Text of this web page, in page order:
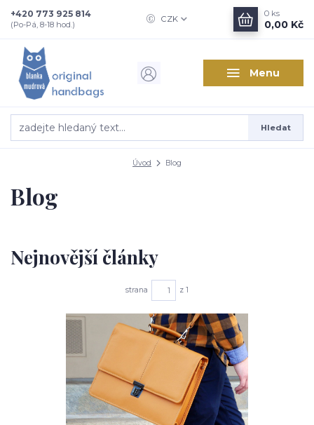
Menu
CZK
Hledat
+420 773 925 814
(Po-Pá, 8-18 hod.)
0 ks
0,00 Kč
Úvod Blog
Blog
Nejnovější články
strana z 1